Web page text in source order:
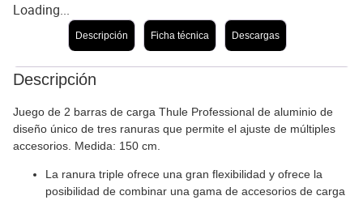
Loading...
Descripción Ficha técnica Descargas
Descripción
Juego de 2 barras de carga Thule Professional de aluminio de
diseño único de tres ranuras que permite el ajuste de múltiples
accesorios. Medida: 150 cm.
La ranura triple ofrece una gran flexibilidad y ofrece la
posibilidad de combinar una gama de accesorios de carga